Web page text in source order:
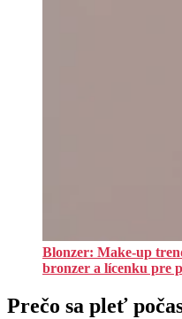
Blonzer: Make-up
bronzer a lícenku pre
Prečo sa pleť